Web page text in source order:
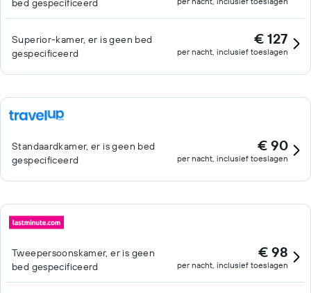
bed gespecificeerd
Superior-kamer, er is geen bed
gespecificeerd
€ 127
per nacht, inclusief toeslagen
Standaardkamer, er is geen bed
gespecificeerd
€ 90
per nacht, inclusief toeslagen
Tweepersoonskamer, er is geen
bed gespecificeerd
€ 98
per nacht, inclusief toeslagen